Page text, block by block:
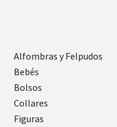
Alfombras y Felpudos
Bebés
Bolsos
Collares
Figuras